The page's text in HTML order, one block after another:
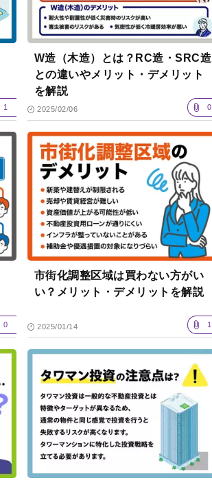
1
W造（木造）とは？RC造・SRC造
との違いやメリット・デメリット
を解説
2025/02/06 0
0
市街化調整区域は買わない方がい
い？メリット・デメリットを解説
2025/01/14 1